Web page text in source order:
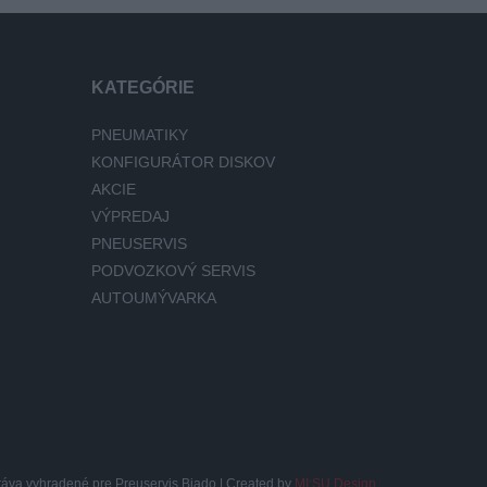
KATEGÓRIE
PNEUMATIKY
KONFIGURÁTOR DISKOV
AKCIE
VÝPREDAJ
PNEUSERVIS
PODVOZKOVÝ SERVIS
AUTOUMÝVARKA